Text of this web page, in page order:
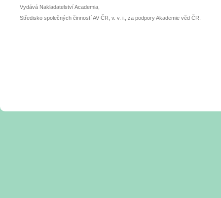
Vydává Nakladatelství Academia,
Středisko společných činností AV ČR, v. v. i., za podpory Akademie věd ČR.